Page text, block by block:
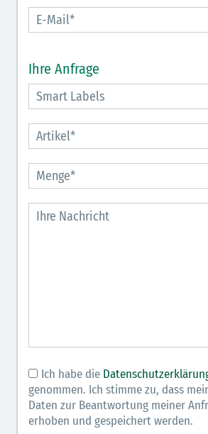
Ihre Anfrage
Ich habe die
genommen. Ich stimme zu, dass
Daten zur Beantwortung meiner
erhoben und gespeichert werden.